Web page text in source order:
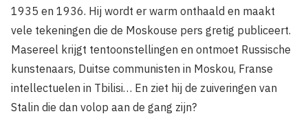
1935 en 1936. Hij wordt er warm onthaald en maakt
vele tekeningen die de Moskouse pers gretig publiceert.
Masereel krijgt tentoonstellingen en ontmoet Russische
kunstenaars, Duitse communisten in Moskou, Franse
intellectuelen in Tbilisi… En ziet hij de zuiveringen van
Stalin die dan volop aan de gang zijn?